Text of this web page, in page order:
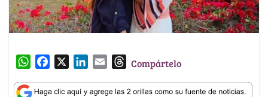
W
a
c
n
a
T
r
Compártelo